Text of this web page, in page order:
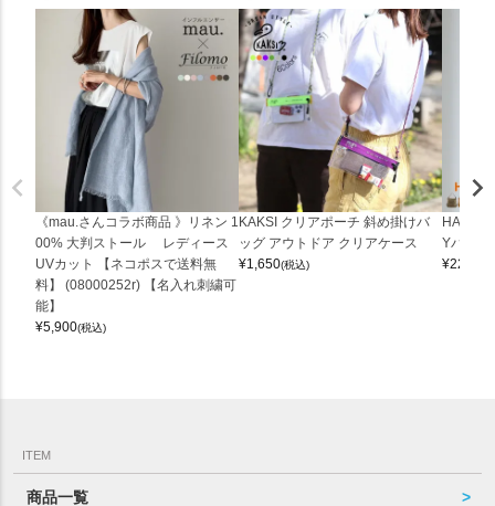
《mau.さんコラボ商品 》リネン 1
00% 大判ストール レディース
UVカット 【ネコポスで送料無
料】 (08000252r) 【名入れ刺繍可
能】
¥5,900(税込)
KAKSI クリアポーチ 斜め掛けバ
ッグ アウトドア クリアケース
¥1,650(税込)
Yバッグ
¥22,000
ITEM
商品一覧